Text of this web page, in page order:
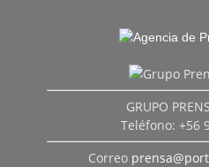
GRUPO
Teléfono: +56
Correo